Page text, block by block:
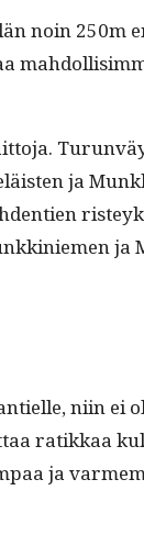
noin 250m
ja
niin ei
ratikkaa
ja